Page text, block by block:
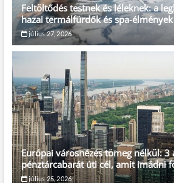
Feltöltődés testnek és léleknek: a
hazai termálfürdők és spa-élmények
július 27, 2026
Európai városnézés tömeg nélkül: 3
pénztárcabarát úti cél, amit imádni
július 25, 2026